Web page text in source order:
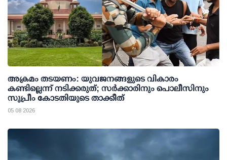
അക്രമം തടയണം: യുവജനങ്ങളുടെ വികാരം
കണ്ടില്ലെന്ന് നടിക്കരുത്; സര്‍ക്കാരിനും പൊലീസിനും
സുപ്രീം കോടതിയുടെ താക്കീത്
05 08 2026